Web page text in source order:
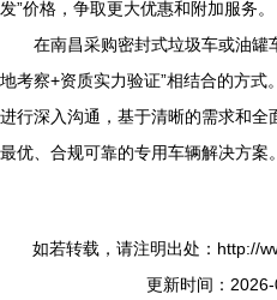
发”价格，争取更大优惠和附加服务。
在南昌采购密封式垃圾车或油罐
地考察+资质实力验证”相结合的方
进行深入沟通，基于清晰的需求和
最优、合规可靠的专用车辆解决方案。
如若转载，请注明出处：http://
更新时间：